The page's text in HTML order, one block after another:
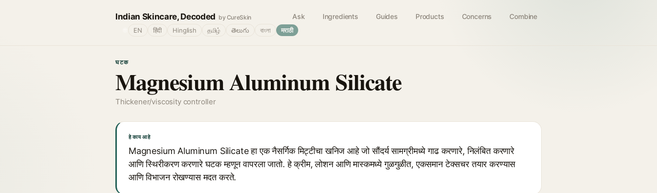
Indian Skincare, Decoded by CureSkin Ask Ingredients Guides Products Concerns Combine
EN हिंदी Hinglish தமிழ் తెలుగు বাংলা मराठी
घटक
Magnesium Aluminum Silicate
Thickener/viscosity controller
हे काय आहे
Magnesium Aluminum Silicate हा एक नैसर्गिक मिट्टीचा खनिज आहे जो सौंदर्य सामग्रीमध्ये गाढ करणारे, निलंबित करणारे
आणि स्थिरीकरण करणारे घटक म्हणून वापरला जातो. हे क्रीम, लोशन आणि मास्कमध्ये गुळगुळीत, एकसमान टेक्सचर तयार करण्यास
आणि विभाजन रोखण्यास मदत करते.